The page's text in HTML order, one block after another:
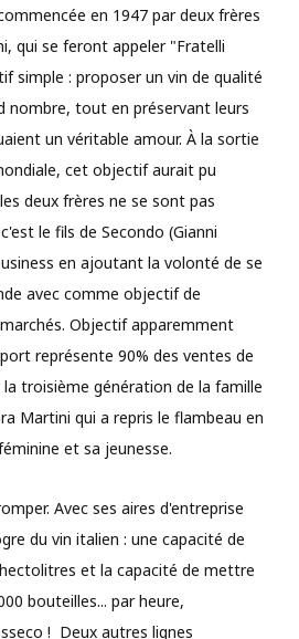
en 1947 par deux frères
qui se feront appeler "Fratelli
simple : proposer un vin de qualité
nombre, tout en préservant leurs
un véritable amour. À la sortie
cet objectif aurait pu
deux frères ne se sont pas
le fils de Secondo (Gianni
en ajoutant la volonté de se
avec comme objectif de
Objectif apparemment
représente 90% des ventes de
troisième génération de la famille
Martini qui a repris le flambeau en
et sa jeunesse.
Avec ses aires d'entreprise
du vin italien : une capacité de
et la capacité de mettre
bouteilles... par heure,
! Deux autres lignes